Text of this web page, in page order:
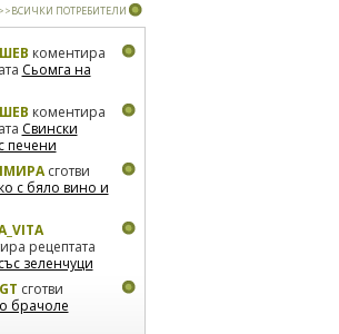
>>ВСИЧКИ ПОТРЕБИТЕЛИ
коментира
Сьомга на
коментира
Свински
печени
сготви
с бяло вино и
рецептата
зеленчуци
сготви
брачоле